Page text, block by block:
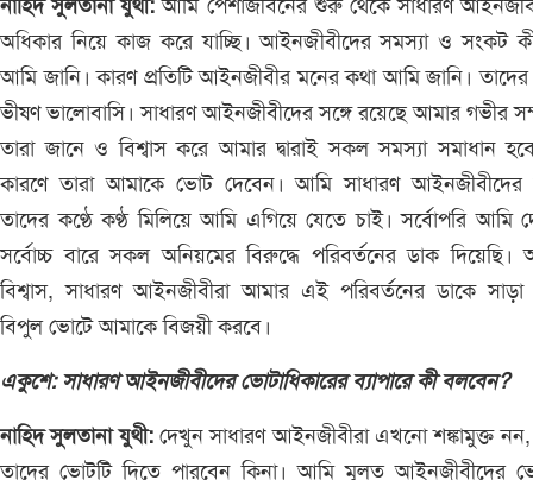
নাহিদ সুলতানা যুথী: আমি পেশাজীবনের শুরু থেকে সাধারণ
অধিকার নিয়ে কাজ করে যাচ্ছি। আইনজীবীদের সমস্যা ও সংকট
আমি জানি। কারণ প্রতিটি আইনজীবীর মনের কথা আমি জানি।
ভীষণ ভালোবাসি। সাধারণ আইনজীবীদের স‌ঙ্গে রয়েছে আমার গভীর
তারা জানে ও বিশ্বাস করে আমার দ্বারাই সকল সমস্যা সমাধান
কারণে তারা আমাকে ভোট দেবেন। আমি সাধারণ আইনজীবীদের
তাদের কণ্ঠে কণ্ঠ মিলিয়ে আমি এগিয়ে যেতে চাই। সর্বোপরি আমি
সর্বোচ্চ বারে সকল অনিয়মের বিরুদ্ধে পরিবর্তনের ডাক দিয়েছি।
বিশ্বাস, সাধারণ আইনজীবীরা আমার এই পরিবর্তনের ডাকে সাড়া
বিপুল ভোটে আমাকে বিজয়ী করবে।
একুশে: সাধারণ আইনজীবীদের ভোটাধিকারের ব্যাপারে কী বলবেন?
নাহিদ সুলতানা যুথী: দেখুন সাধারণ আইনজীবীরা এখনো শঙ্কামুক্ত নন,
তাদের ভোটটি দিতে পারবেন কিনা। আমি মূলত আইনজীবীদের